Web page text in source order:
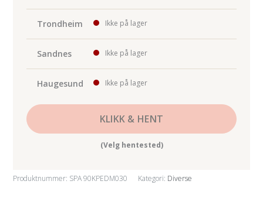
Trondheim Ikke på lager
Sandnes Ikke på lager
Haugesund Ikke på lager
KLIKK & HENT
(Velg hentested)
Produktnummer: SPA 90KPEDM030 Kategori: Diverse